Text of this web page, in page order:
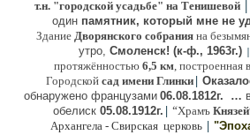
т.н. "городской усадьбе" на Тенишевой |
один памятник, который мне не
Здание Дворянского собрания на
утро, Смоленск! (к-ф., 1963г.) |
протяжённостью 6,5 км, построенная в
Городской сад имени Глинки |
обнаружено французами 06.08.1812г. …
обелиск 05.08.1912г. | “Храмъ
Архангела - Свирская церковь |